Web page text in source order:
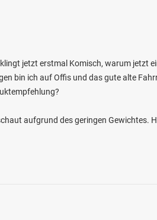
jetzt erstmal Komisch, warum jetzt
bin ich auf Offis und das gute alte
aufgrund des geringen Gewichtes.